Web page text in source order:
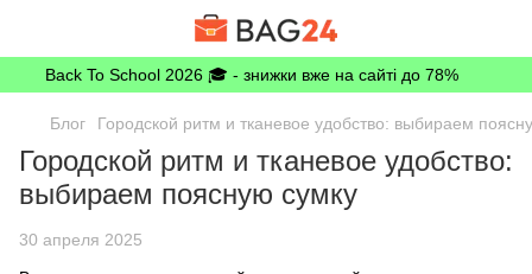
Back To School 2026 🎓 - знижки вже на сайті до 78%
Блог Городской ритм и тканевое удобство: выбираем
Городской ритм и тканевое удобство:
выбираем поясную сумку
30 апреля 2025